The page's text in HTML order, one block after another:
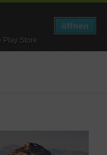
Play Store
öffnen